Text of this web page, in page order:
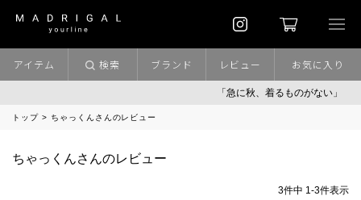
「急に秋、着るものがない」
アイテム 検索 ブランド レビュー お気に入り
トップ ちゃっくんさんのレビュー
ちゃっくんさんのレビュー
3件中 1-3件表示